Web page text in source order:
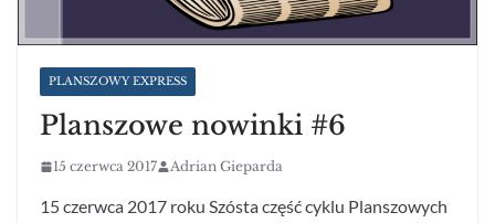
PLANSZOWY EXPRESS
Planszowe nowinki #6
15 czerwca 2017 Adrian Gieparda
15 czerwca 2017 roku Szósta część cyklu Planszowych